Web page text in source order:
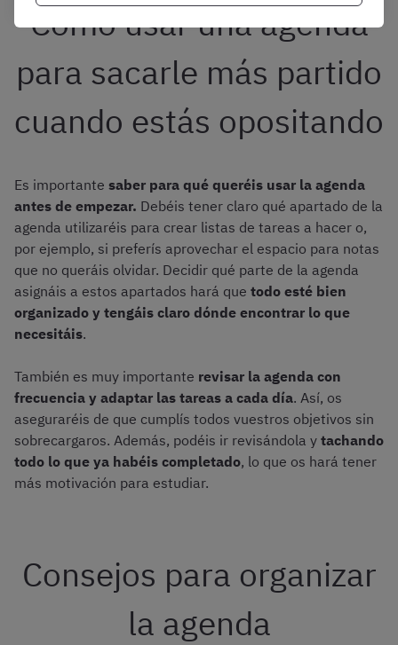
Cómo usar una agenda
para sacarle más partido
cuando estás opositando
Es importante saber para qué queréis usar la agenda
antes de empezar. Debéis tener claro qué apartado de la
agenda utilizaréis para crear listas de tareas a hacer o,
por ejemplo, si preferís aprovechar el espacio para notas
que no queráis olvidar. Decidir qué parte de la agenda
asignáis a estos apartados hará que todo esté bien
organizado y tengáis claro dónde encontrar lo que
necesitáis.
También es muy importante revisar la agenda con
frecuencia y adaptar las tareas a cada día. Así, os
aseguraréis de que cumplís todos vuestros objetivos sin
sobrecargaros. Además, podéis ir revisándola y tachando
todo lo que ya habéis completado, lo que os hará tener
más motivación para estudiar.
Consejos para organizar
la agenda